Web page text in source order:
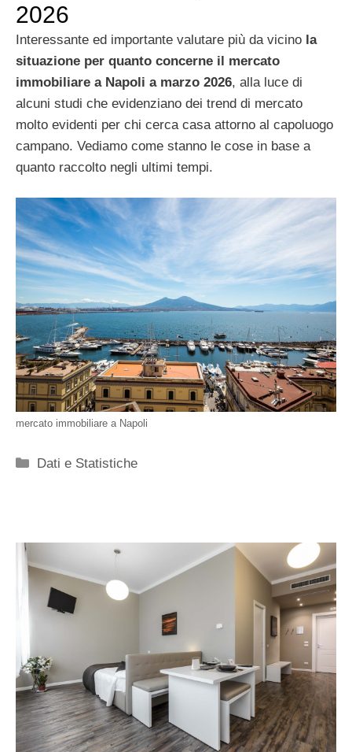
2026
Interessante ed importante valutare più da vicino la
situazione per quanto concerne il mercato
immobiliare a Napoli a marzo 2026, alla luce di
alcuni studi che evidenziano dei trend di mercato
molto evidenti per chi cerca casa attorno al capoluogo
campano. Vediamo come stanno le cose in base a
quanto raccolto negli ultimi tempi.
mercato immobiliare a Napoli
Categorie
Dati e Statistiche